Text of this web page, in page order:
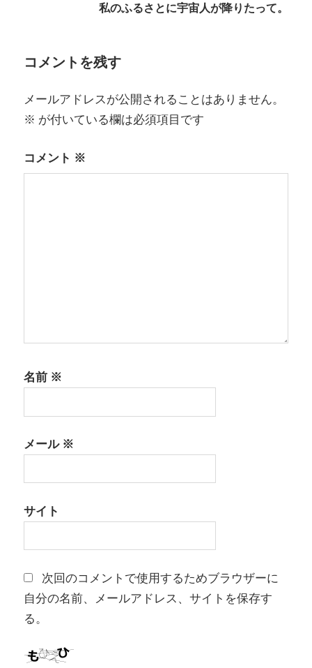
ゲ
ー
シ
ン
私のふるさとに宇宙人が降りたって。
コメントを残す
メールアドレスが公開されることはありません。
※ が付いている欄は必須項目です
コメント ※
名前 ※
メール※
サイト
次回のコメントで使用するためブラウザーに
自分の名前、メールアドレス、サイトを保存す
る。